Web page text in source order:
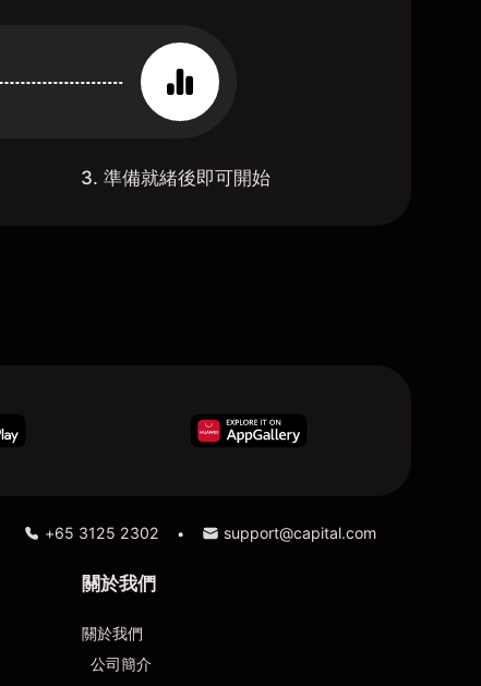
3. 準備就緒後即可開始
+65 3125 2302 • support@capital.com
關於我們
關於我們
公司簡介